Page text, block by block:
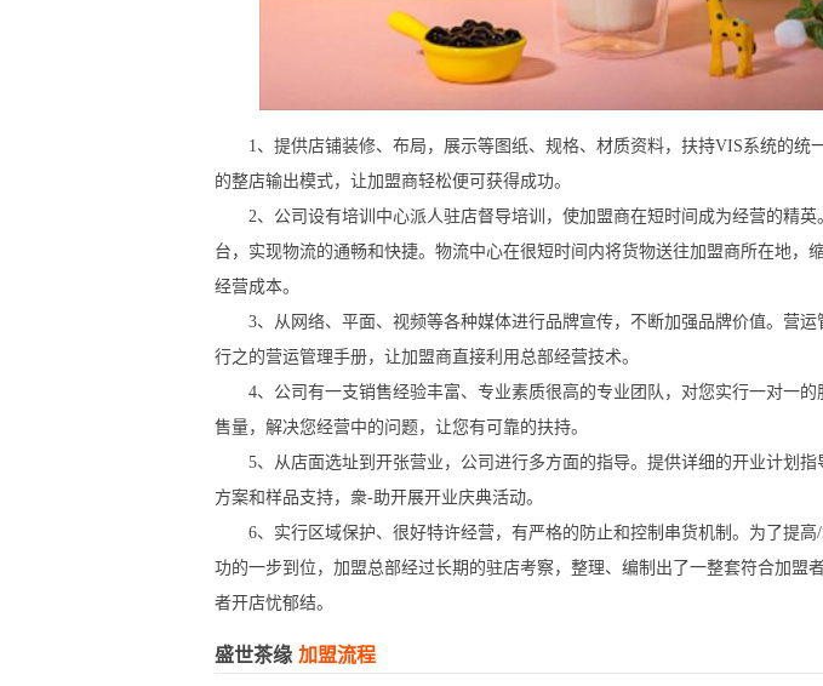
1、提供店铺装修、布局，展示等图纸、规格、材质资料，扶持VIS系统的统
的整店输出模式，让加盟商轻松便可获得成功。
2、公司设有培训中心派人驻店督导培训，使加盟商在短时间成为经营的精英
台，实现物流的通畅和快捷。物流中心在很短时间内将货物送往加盟商所在地，
经营成本。
3、从网络、平面、视频等各种媒体进行品牌宣传，不断加强品牌价值。营运
行之的营运管理手册，让加盟商直接利用总部经营技术。
4、公司有一支销售经验丰富、专业素质很高的专业团队，对您实行一对一的
售量，解决您经营中的问题，让您有可靠的扶持。
5、从店面选址到开张营业，公司进行多方面的指导。提供详细的开业计划指
方案和样品支持，衆-助开展开业庆典活动。
6、实行区域保护、很好特许经营，有严格的防止和控制串货机制。为了提高
功的一步到位，加盟总部经过长期的驻店考察，整理、编制出了一整套符合加盟
者开店忧郁结。
盛世茶缘 加盟流程